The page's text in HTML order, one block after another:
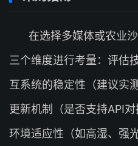
在选择多媒体或农业
三个维度进行考量：评估
互系统的稳定性（建议实
更新机制（是否支持API
环境适应性（如高湿、强